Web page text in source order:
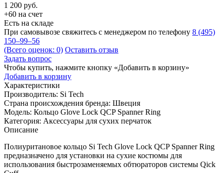
1 200 руб.
+60 на счет
Есть на складе
При самовывозе свяжитесь с менеджером по телефону 8 (495)
150–99–56
(Всего оценок: 0) Оставить отзыв
Задать вопрос
Чтобы купить, нажмите кнопку «Добавить в корзину»
Добавить в корзину
Характеристики
Производитель: Si Tech
Страна происхождения бренда: Швеция
Модель: Кольцо Glove Lock QCP Spanner Ring
Категория: Аксессуары для cухих перчаток
Описание
Полиуритановое кольцо Si Tech Glove Lock QCP Spanner Ring
предназначено для установки на сухие костюмы для
использования быстрозаменяемых обтюраторов системы Qick